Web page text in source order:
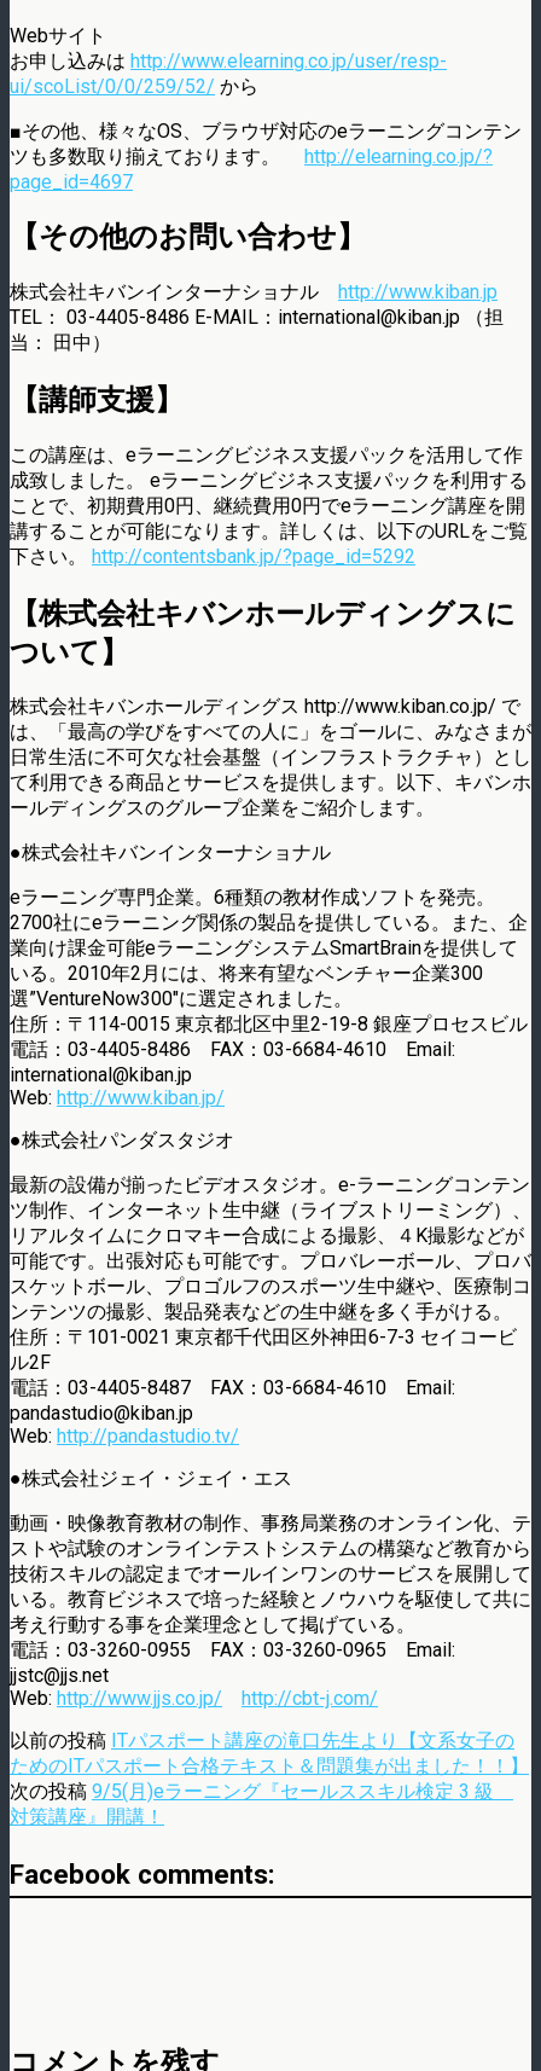
Webサイト
お申し込みは http://www.elearning.co.jp/user/resp-
ui/scoList/0/0/259/52/ から
■その他、様々なOS、ブラウザ対応のeラーニングコンテン
ツも多数取り揃えております。 http://elearning.co.jp/?
page_id=4697
【その他のお問い合わせ】
株式会社キバンインターナショナル http://www.kiban.jp
TEL： 03-4405-8486 E-MAIL：international@kiban.jp （担
当： 田中）
【講師支援】
この講座は、eラーニングビジネス支援パックを活用して作
成致しました。 eラーニングビジネス支援パックを利用する
ことで、初期費用0円、継続費用0円でeラーニング講座を開
講することが可能になります。詳しくは、以下のURLをご覧
下さい。 http://contentsbank.jp/?page_id=5292
【株式会社キバンホールディングスに
ついて】
株式会社キバンホールディングス http://www.kiban.co.jp/ で
は、「最高の学びをすべての人に」をゴールに、みなさまが
日常生活に不可欠な社会基盤（インフラストラクチャ）とし
て利用できる商品とサービスを提供します。以下、キバンホ
ールディングスのグループ企業をご紹介します。
●株式会社キバンインターナショナル
eラーニング専門企業。6種類の教材作成ソフトを発売。
2700社にeラーニング関係の製品を提供している。また、企
業向け課金可能eラーニングシステムSmartBrainを提供して
いる。2010年2月には、将来有望なベンチャー企業300
選”VentureNow300″に選定されました。
住所：〒114-0015 東京都北区中里2-19-8 銀座プロセスビル
電話：03-4405-8486 FAX：03-6684-4610 Email:
international@kiban.jp
Web: http://www.kiban.jp/
●株式会社パンダスタジオ
最新の設備が揃ったビデオスタジオ。e-ラーニングコンテン
ツ制作、インターネット生中継（ライブストリーミング）、
リアルタイムにクロマキー合成による撮影、４K撮影などが
可能です。出張対応も可能です。プロバレーボール、プロバ
スケットボール、プロゴルフのスポーツ生中継や、医療制コ
ンテンツの撮影、製品発表などの生中継を多く手がける。
住所：〒101-0021 東京都千代田区外神田6-7-3 セイコービ
ル2F
電話：03-4405-8487 FAX：03-6684-4610 Email:
pandastudio@kiban.jp
Web: http://pandastudio.tv/
●株式会社ジェイ・ジェイ・エス
動画・映像教育教材の制作、事務局業務のオンライン化、テ
ストや試験のオンラインテストシステムの構築など教育から
技術スキルの認定までオールインワンのサービスを展開して
いる。教育ビジネスで培った経験とノウハウを駆使して共に
考え行動する事を企業理念として掲げている。
電話：03-3260-0955 FAX：03-3260-0965 Email:
jjstc@jjs.net
Web: http://www.jjs.co.jp/
http://cbt-j.com/
以前の投稿 ITパスポート講座の滝口先生より【文系女子の
ためのITパスポート合格テキスト＆問題集が出ました！！】
次の投稿 9/5(月)eラーニング『セールススキル検定 3 級
対策講座』開講！
Facebook comments:
コメントを残す